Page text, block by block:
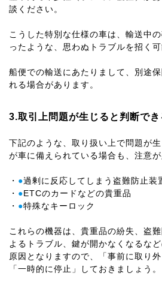
談ください。
こうした特別な仕様の車は、輸送中
ったような、思わぬトラブルを招く可
船便での輸送にあたりまして、別途
れる場合があります。
3.取引上問題が生じると判断で
下記のような、取り扱い上で問題が
が車に備えられている場合も、注意が
・ ●過剰に反応してしまう盗難防止装
・ ●ETCのカードなどの貴重品
・ ●特殊なキーロック
これらの機器は、貴重品の紛失、盗
よるトラブル、鍵が開かなくなるな
原因となりますので、「事前に取り
「一時的に停止」しておきましょう。